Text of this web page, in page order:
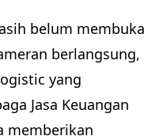
belum membuka
berlangsung,
yang
Jasa Keuangan
memberikan